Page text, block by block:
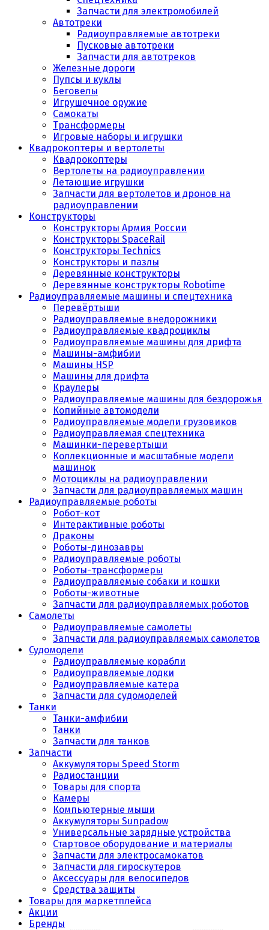
Запчасти для электромобилей
Автотреки
Радиоуправляемые автотреки
Пусковые автотреки
Запчасти для автотреков
Железные дороги
Пупсы и куклы
Беговелы
Игрушечное оружие
Самокаты
Трансформеры
Игровые наборы и игрушки
Квадрокоптеры и вертолеты
Квадрокоптеры
Вертолеты на радиоуправлении
Летающие игрушки
Запчасти для вертолетов и дронов на
радиоуправлении
Конструкторы
Конструкторы Армия России
Конструкторы SpaceRail
Конструкторы Technics
Конструкторы и пазлы
Деревянные конструкторы
Деревянные конструкторы Robotime
Радиоуправляемые машины и спецтехника
Перевёртыши
Радиоуправляемые внедорожники
Радиоуправляемые квадроциклы
Радиоуправляемые машины для дрифта
Машины-амфибии
Машины HSP
Машины для дрифта
Краулеры
Радиоуправляемые машины для бездорожья
Копийные автомодели
Радиоуправляемые модели грузовиков
Радиоуправляемая спецтехника
Машинки-перевертыши
Коллекционные и масштабные модели
машинок
Мотоциклы на радиоуправлении
Запчасти для радиоуправляемых машин
Радиоуправляемые роботы
Робот-кот
Интерактивные роботы
Драконы
Роботы-динозавры
Радиоуправляемые роботы
Роботы-трансформеры
Радиоуправляемые собаки и кошки
Роботы-животные
Запчасти для радиоуправляемых роботов
Самолеты
Радиоуправляемые самолеты
Запчасти для радиоуправляемых самолетов
Судомодели
Радиоуправляемые корабли
Радиоуправляемые лодки
Радиоуправляемые катера
Запчасти для судомоделей
Танки
Танки-амфибии
Танки
Запчасти для танков
Запчасти
Аккумуляторы Speed Storm
Радиостанции
Товары для спорта
Камеры
Компьютерные мыши
Аккумуляторы Sunpadow
Универсальные зарядные устройства
Стартовое оборудование и материалы
Запчасти для электросамокатов
Запчасти для гироскутеров
Аксессуары для велосипедов
Средства защиты
Товары для маркетплейса
Акции
Бренды